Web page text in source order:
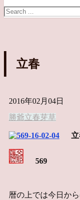
立春
2016年02月04日
勝爺立春芽草
569
暦の上では今日か